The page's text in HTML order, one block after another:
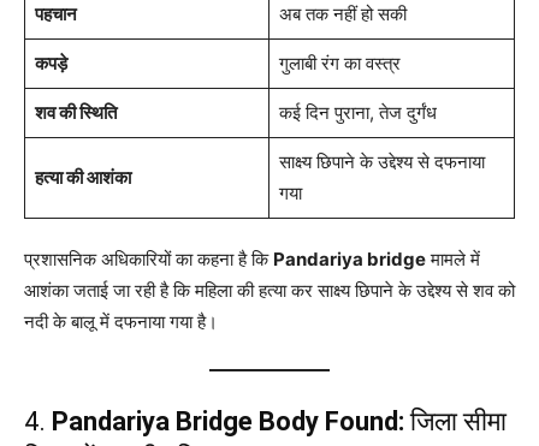
पहचान अब तक नहीं हो सकी
कपड़े गुलाबी रंग का वस्त्र
शव की स्थिति कई दिन पुराना, तेज दुर्गंध
हत्या की आशंका
साक्ष्य छिपाने के उद्देश्य से दफनाया
गया
प्रशासनिक अधिकारियों का कहना है कि Pandariya bridgeमामले में
आशंका जताई जा रही है कि महिला की हत्या कर साक्ष्य छिपाने के उद्देश्य से शव को
नदी के बालू में दफनाया गया है।
4. Pandariya Bridge Body Found: जिला सीमा